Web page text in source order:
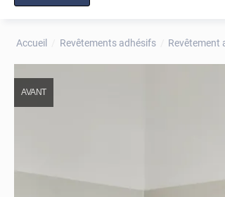
Accueil Revêtements adhésifs Revêtement
AVANT